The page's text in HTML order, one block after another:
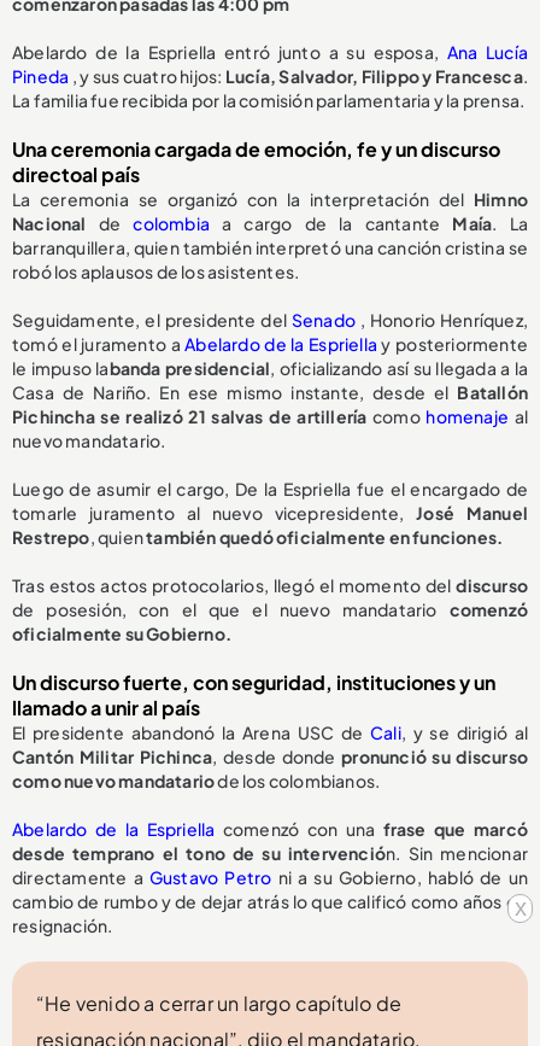
x
Abelardo de la Espriella entró junto a su esposa, Ana Lucía
Pineda , y sus cuatro hijos: Lucía, Salvador, Filippo y Francesca.
La familia fue recibida por la comisión parlamentaria y la prensa.
Una ceremonia cargada de emoción, fe y un discurso
directoal país
La ceremonia se organizó con la interpretación del Himno
Nacional decolombia a cargo de la cantante Maía. La
barranquillera, quien también interpretó una canción cristina se
robó los aplausos de los asistentes.
Seguidamente, el presidente del Senado , Honorio Henríquez,
tomó el juramento aAbelardo de la Espriella y posteriormente
le impuso labanda presidencial, oficializando así su llegada a la
Casa de Nariño. En ese mismo instante, desde el Batallón
Pichincha se realizó 21 salvas de artillería como homenaje al
nuevo mandatario.
Luego de asumir el cargo, De la Espriella fue el encargado de
tomarle juramento al nuevo vicepresidente,José Manuel
Restrepo, quientambién quedó oficialmente en funciones.
Tras estos actos protocolarios, llegó el momento deldiscurso
de posesión, con el que el nuevo mandatario comenzó
oficialmente su Gobierno.
Un discurso fuerte, con seguridad, instituciones y un
llamado a unir al país
El presidente abandonó la Arena USC de Cali, y se dirigió al
Cantón Militar Pichinca, desde dondepronunció su discurso
como nuevo mandatariode los colombianos.
Abelardo de la Espriella comenzó con una frase que marcó
desde temprano el tono de su intervención. Sin mencionar
directamente a Gustavo Petro ni a su Gobierno, habló de un
cambio de rumbo y de dejar atrás lo que calificó como años de
resignación.
“He venido a cerrar un largo capítulo de
resignación nacional”, dijo el mandatario.